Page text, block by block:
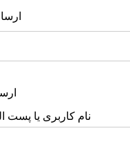
نام کاربری یا پست